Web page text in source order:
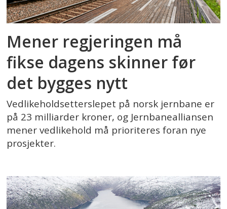
Mener regjeringen må
fikse dagens skinner før
det bygges nytt
Vedlikeholdsetterslepet på norsk jernbane er
på 23 milliarder kroner, og Jernbanealliansen
mener vedlikehold må prioriteres foran nye
prosjekter.